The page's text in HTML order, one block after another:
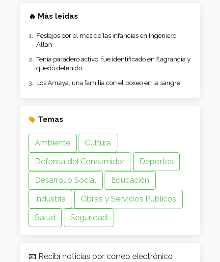
🔥 Más leídas
Festejos por el mes de las infancias en Ingeniero
Allan
Tenía paradero activo, fue identificado en flagrancia y
quedó detenido
Los Amaya, una familia con el boxeo en la sangre
Temas
Ambiente
Cultura
Defensa del Consumidor
Deportes
Desarrollo Social
Educación
Industria
Obras y Servicios Públicos
Salud
Seguridad
📧 Recibí noticias por correo electrónico